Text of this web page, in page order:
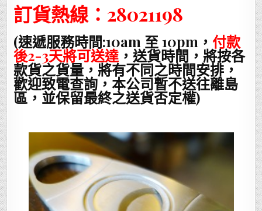
訂貨熱線：28021198
(速遞服務時間:10am 至 10pm，付款
後2-3天將可送達 ，送貨時間，將按各
款貨之貨量，將有不同之時間安排，
歡迎致電查詢，本公司暫不送往離島
區，並保留最終之送貨否定權)